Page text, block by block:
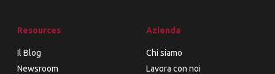
Resources
Il Blog
Newsroom
Azienda
Chi siamo
Lavora con noi